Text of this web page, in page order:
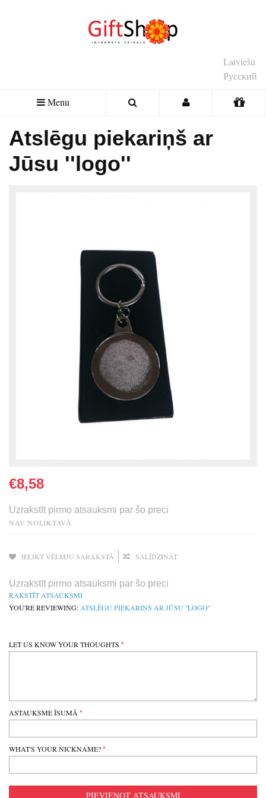
Latviešu
Русский
Menu
Atslēgu piekariņš ar
Jūsu ''logo''
€8,58
Uzrakstīt pirmo atsauksmi par šo preci
NAV NOLIKTAVĀ
IELIKT VĒLMJU SARAKSTĀ SALĪDZINĀT
Uzrakstīt pirmo atsauksmi par šo preci
RAKSTĪT ATSAUKSMI
YOU'RE REVIEWING: ATSLĒGU PIEKARIŅŠ AR JŪSU ''LOGO''
LET US KNOW YOUR THOUGHTS
ASTAUKSME ĪSUMĀ
WHAT'S YOUR NICKNAME?
PIEVIENOT ATSAUKSMI